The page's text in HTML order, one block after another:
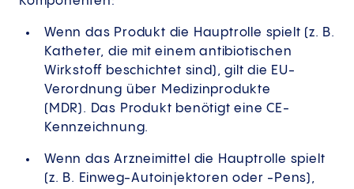
Wenn das Produkt die Hauptrolle spielt (z. B.
Katheter, die mit einem antibiotischen
Wirkstoff beschichtet sind), gilt die EU-
Verordnung über Medizinprodukte
(MDR). Das Produkt benötigt eine CE-
Kennzeichnung.
Wenn das Arzneimittel die Hauptrolle spielt
(z. B. Einweg-Autoinjektoren oder -Pens),